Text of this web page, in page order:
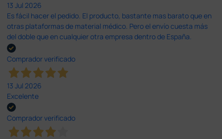
13 Jul 2026
Es fácil hacer el pedido. El producto, bastante mas barato que en
otras plataformas de material médico. Pero el envío cuesta más
del doble que en cualquier otra empresa dentro de España.
Comprador verificado
13 Jul 2026
Excelente
Comprador verificado